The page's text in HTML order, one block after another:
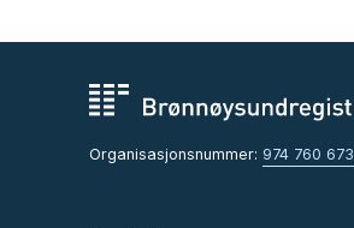
Organisasjonsnummer: 974 760 673